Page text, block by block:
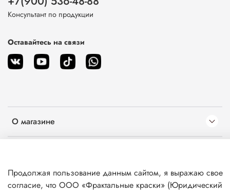
О магазине
Информация
Консультант по продукции
Оставайтесь на связи
Продолжая пользование данным сайтом, я выражаю свое
согласие, что ООО «Фрактальные краски» (Юридический